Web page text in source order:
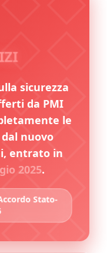
sicurezza
da PMI
le
nuovo
entrato in
2025.
Stato-